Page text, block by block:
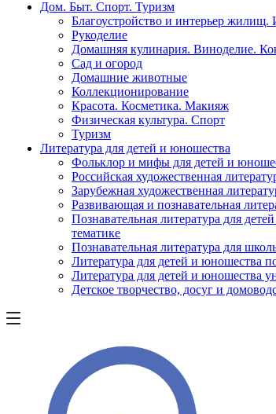
Дом. Быт. Спорт. Туризм
Благоустройство и интерьер жилищ.
Рукоделие
Домашняя кулинария. Виноделие.
Сад и огород
Домашние животные
Коллекционирование
Красота. Косметика. Макияж
Физическая культура. Спорт
Туризм
Литература для детей и юношества
Фольклор и мифы для детей и
Российская художественная
Зарубежная художественная
Развивающая и познавательная
Познавательная литература для
тематике
Познавательная литература для
Литература для детей и юношества
Литература для детей и юношества
Детское творчество, досуг и